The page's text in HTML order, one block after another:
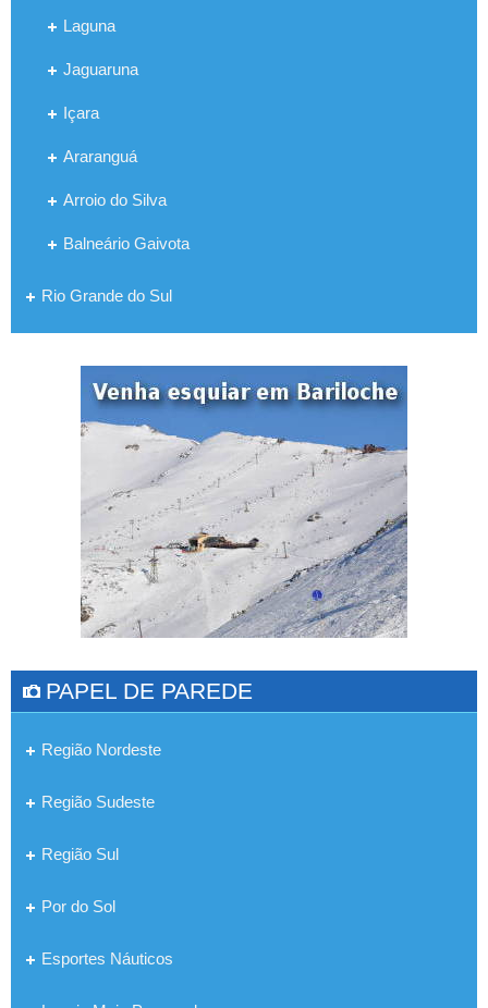
Laguna
Jaguaruna
Içara
Araranguá
Arroio do Silva
Balneário Gaivota
Rio Grande do Sul
PAPEL DE PAREDE
Região Nordeste
Região Sudeste
Região Sul
Por do Sol
Esportes Náuticos